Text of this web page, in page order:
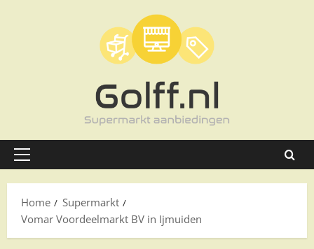
Primair
Home
Supermarkt
Vomar Voordeelmarkt BV in Ijmuiden